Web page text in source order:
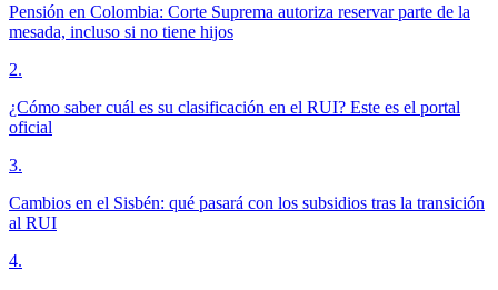
Pensión en Colombia: Corte Suprema autoriza reservar parte de la
mesada, incluso si no tiene hijos
2.
¿Cómo saber cuál es su clasificación en el RUI? Este es el portal
oficial
3.
Cambios en el Sisbén: qué pasará con los subsidios tras la transición
al RUI
4.